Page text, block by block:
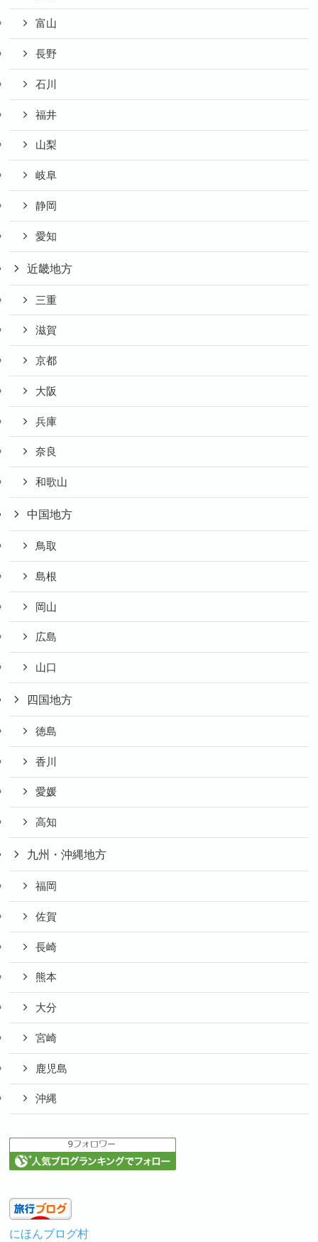
富山
長野
石川
福井
山梨
岐阜
静岡
愛知
近畿地方
三重
滋賀
京都
大阪
兵庫
奈良
和歌山
中国地方
鳥取
島根
岡山
広島
山口
四国地方
徳島
香川
愛媛
高知
九州・沖縄地方
福岡
佐賀
長崎
熊本
大分
宮崎
鹿児島
沖縄
にほんブログ村